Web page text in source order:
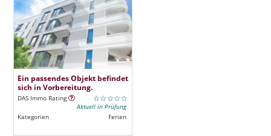
Ein passendes Objekt befindet
sich in Vorbereitung.
DAS Immo Rating
Aktuell in Prüfung
Kategorien
Ferien